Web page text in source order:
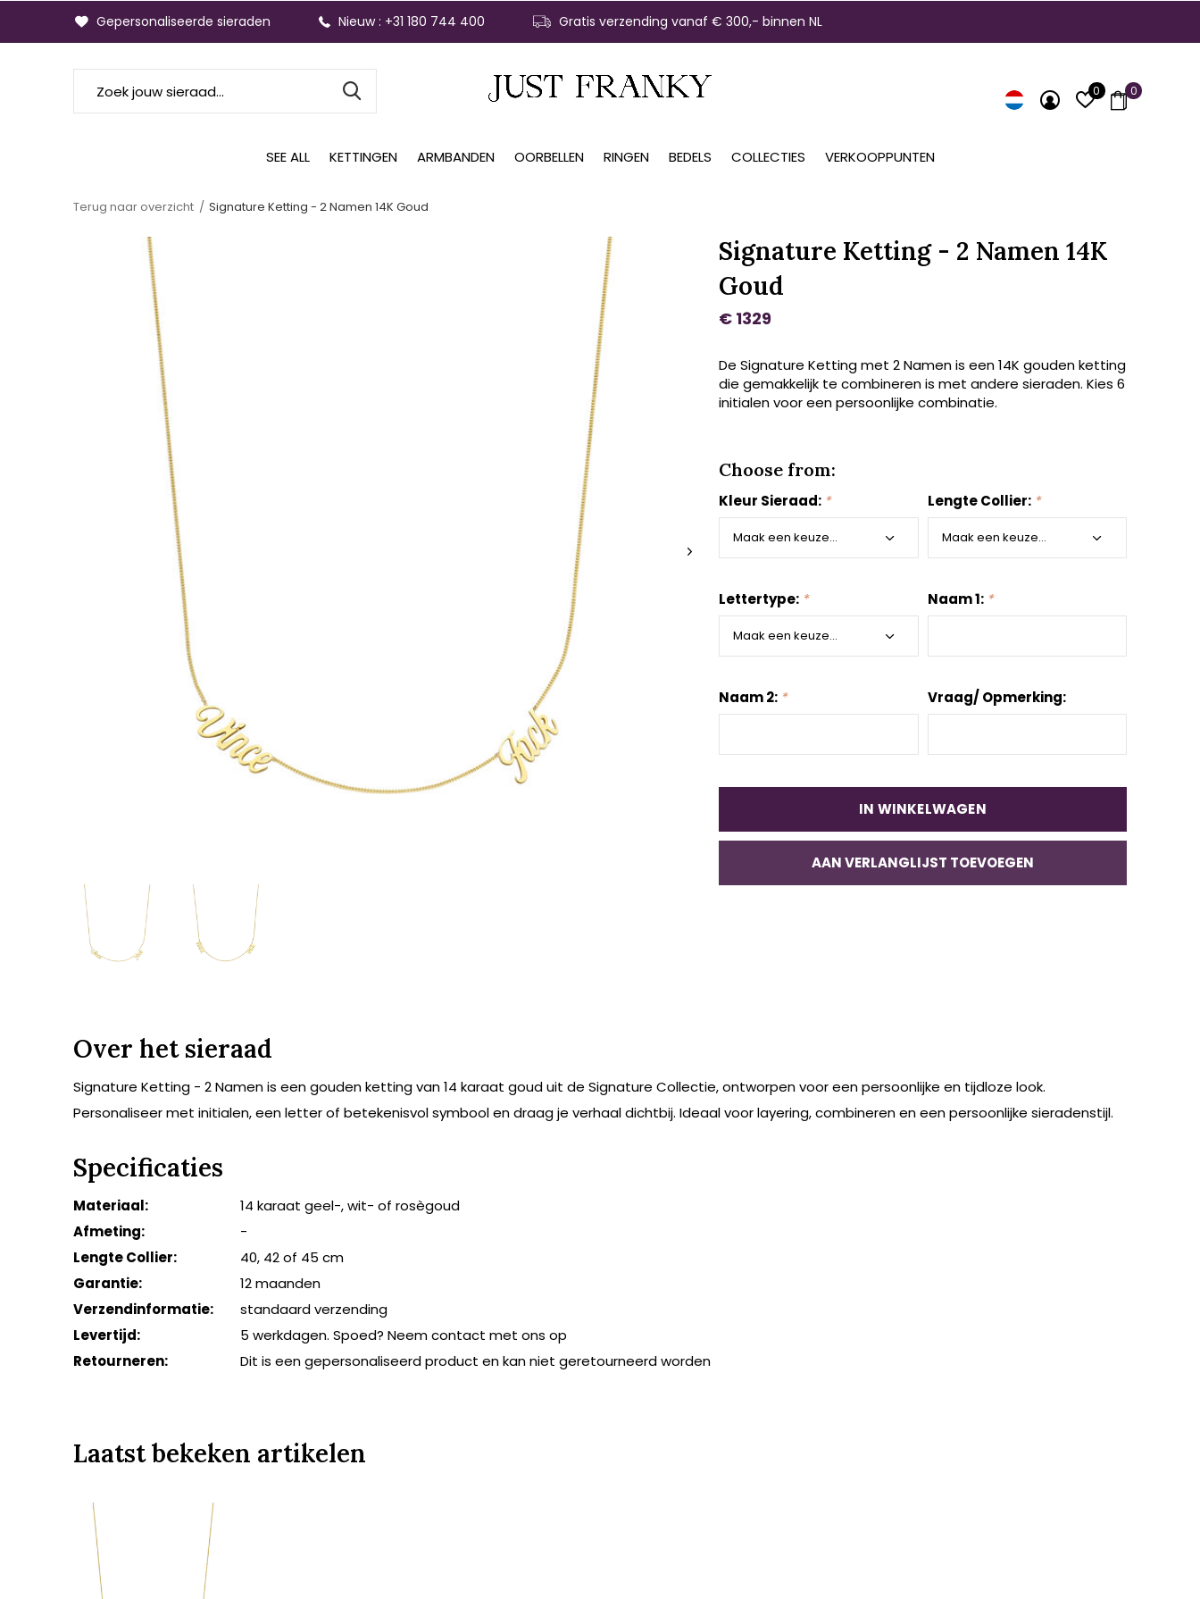
SEE ALL KETTINGEN ARMBANDEN OORBELLEN RINGEN BEDELS COLLECTIES VERKOOPPUNTEN
0 0
Gepersonaliseerde sieraden Nieuw : +31 180 744 400 Gratis verzending vanaf € 300,- binnen NL
Terug naar overzicht Signature Ketting - 2 Namen 14K Goud
Signature Ketting - 2 Namen 14K
Goud
€ 1329
De Signature Ketting met 2 Namen is een 14K gouden ketting
die gemakkelijk te combineren is met andere sieraden. Kies 6
initialen voor een persoonlijke combinatie.
Choose from:
Kleur Sieraad: * Lengte Collier: *
Lettertype: * Naam 1: *
Naam 2: * Vraag/ Opmerking:
IN WINKELWAGEN
AAN VERLANGLIJST TOEVOEGEN
Over het sieraad
Signature Ketting - 2 Namen is een gouden ketting van 14 karaat goud uit de Signature Collectie, ontworpen voor een persoonlijke en tijdloze look.
Personaliseer met initialen, een letter of betekenisvol symbool en draag je verhaal dichtbij. Ideaal voor layering, combineren en een persoonlijke sieradenstijl.
Specificaties
Materiaal:
14 karaat geel-, wit- of rosègoud
Afmeting:
-
Lengte Collier:
40, 42 of 45 cm
Garantie:
12 maanden
Verzendinformatie:
standaard verzending
Levertijd:
5 werkdagen. Spoed? Neem contact met ons op
Retourneren:
Dit is een gepersonaliseerd product en kan niet geretourneerd worden
Laatst bekeken artikelen